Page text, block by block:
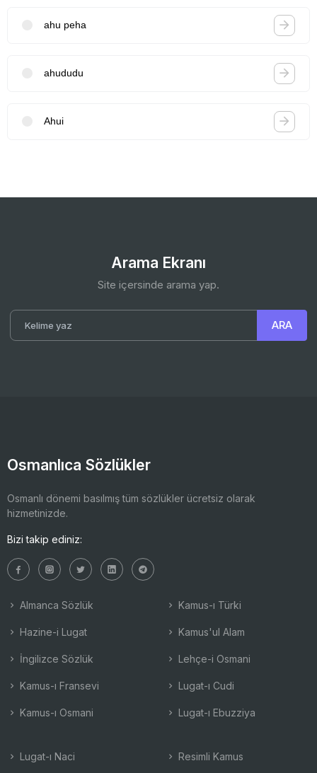
ahu peha
ahududu
Ahui
Arama Ekranı
Site içersinde arama yap.
Osmanlıca Sözlükler
Osmanlı dönemi basılmış tüm sözlükler ücretsiz olarak
hizmetinizde.
Bizi takip ediniz:
Almanca Sözlük
Hazine-i Lugat
İngilizce Sözlük
Kamus-ı Fransevi
Kamus-ı Osmani
Kamus-ı Türki
Kamus'ul Alam
Lehçe-i Osmani
Lugat-ı Cudi
Lugat-ı Ebuzziya
Lugat-ı Naci Resimli Kamus